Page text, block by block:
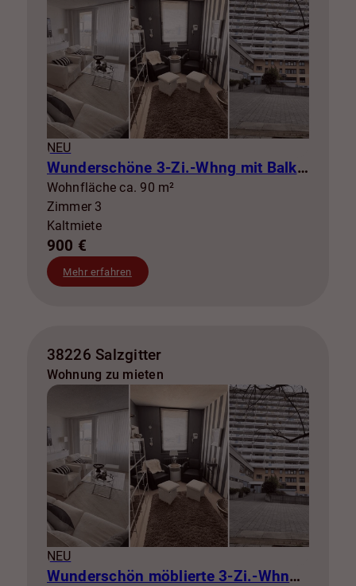
NEU
Wunderschöne 3-Zi.-Whng mit Balkon zur Miete! SZ-Lebenstedt
Wohnfläche ca. 90 m²
Zimmer 3
Kaltmiete
900 €
Mehr erfahren
38226 Salzgitter
Wohnung zu mieten
NEU
Wunderschön möblierte 3-Zi.-Whng mit Balkon zur Miete! SZ-Lebenstedt